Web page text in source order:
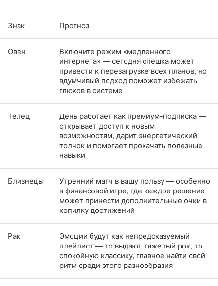
Знак Прогноз
Овен
Включите режим «медленного
интернета» — сегодня спешка может
привести к перезагрузке всех планов, но
вдумчивый подход поможет избежать
глюков в системе
Телец
День работает как премиум-подписка —
открывает доступ к новым
возможностям, дарит энергетический
толчок и помогает прокачать полезные
навыки
Близнецы
Утренний матч в вашу пользу — особенно
в финансовой игре, где каждое решение
может принести дополнительные очки в
копилку достижений
Рак
Эмоции будут как непредсказуемый
плейлист — то выдают тяжелый рок, то
спокойную классику, главное найти свой
ритм среди этого разнообразия